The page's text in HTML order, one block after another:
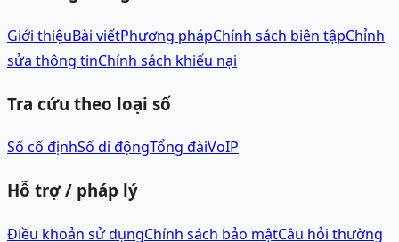
Giới thiệuBài viếtPhương phápChính sách biên tậpChỉnh
sửa thông tinChính sách khiếu nại
Tra cứu theo loại số
Số cố địnhSố di độngTổng đàiVoIP
Hỗ trợ / pháp lý
Điều khoản sử dụngChính sách bảo mậtCâu hỏi thường